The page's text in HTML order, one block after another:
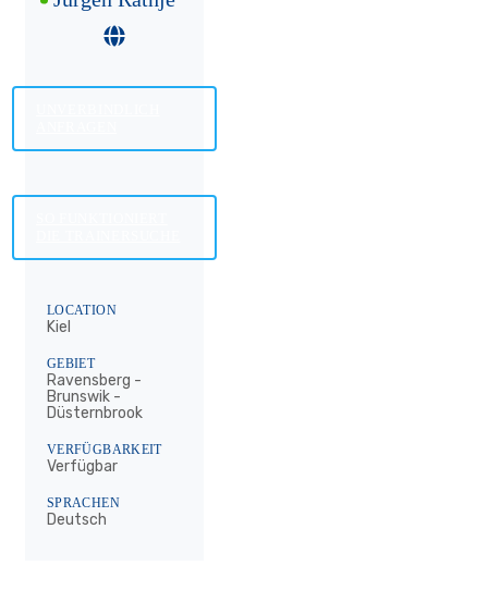
LOCATION
Kiel
GEBIET
Ravensberg -
Brunswik -
Düsternbrook
VERFÜGBARKEIT
Verfügbar
SPRACHEN
Deutsch